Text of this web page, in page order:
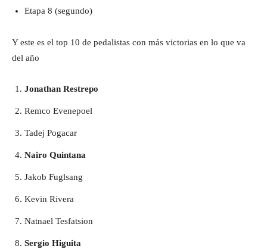
Etapa 8 (segundo)
Y este es el top 10 de pedalistas con más victorias en lo que va
del año
Jonathan Restrepo
Remco Evenepoel
Tadej Pogacar
Nairo Quintana
Jakob Fuglsang
Kevin Rivera
Natnael Tesfatsion
Sergio Higuita